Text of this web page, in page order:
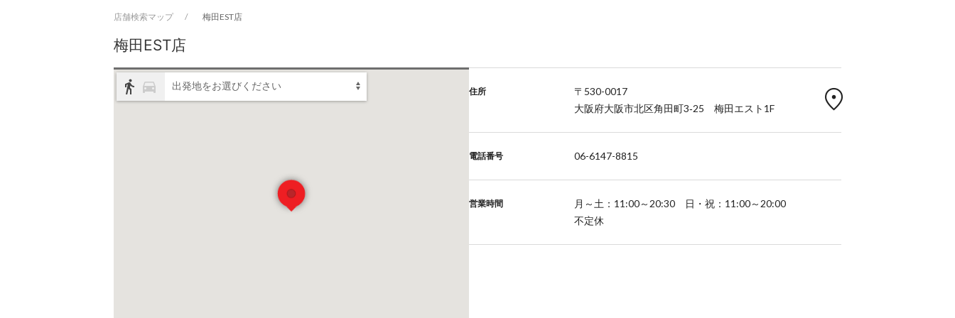
店舗検索マップ 梅田EST店
梅田EST店
directions_walk directions_car 出発地をお選びください 住所
〒530-0017
大阪府大阪市北区角田町3‐25 梅田エスト1F
location_on
電話番号 06-6147-8815
営業時間
月～土：11:00～20:30 日・祝：11:00～20:00
不定休